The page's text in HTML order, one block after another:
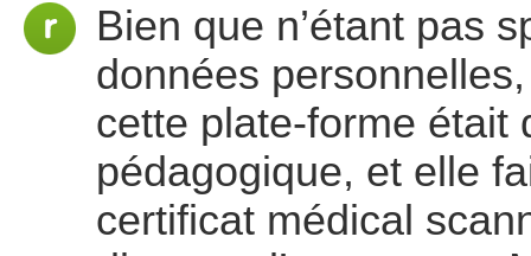
Bien que n’étant pas
données
cette plate-forme était
pédagogique, et elle
certificat médical